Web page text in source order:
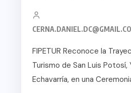
FIPETUR Reconoce la
Turismo de San Luis Potosí,
Echavarría, en una
con